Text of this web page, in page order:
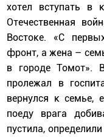
хотел вступать в
Отечественная
Востоке. «С
фронт, а жена –
в городе Томот».
пролежал в
вернулся к семье,
поеду врага
пустила,